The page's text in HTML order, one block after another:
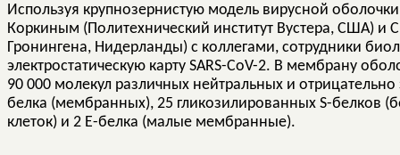
Используя крупнозернистую модель вирусной
Коркиным (Политехнический институт Вустера, США) и
Гронингена, Нидерланды) с коллегами, сотрудники
электростатическую карту SARS-CoV-2. В мембрану
90 000 молекул различных нейтральных и
белка (мембранных), 25 гликозилированных S-
клеток) и 2 Е-белка (малые мембранные).